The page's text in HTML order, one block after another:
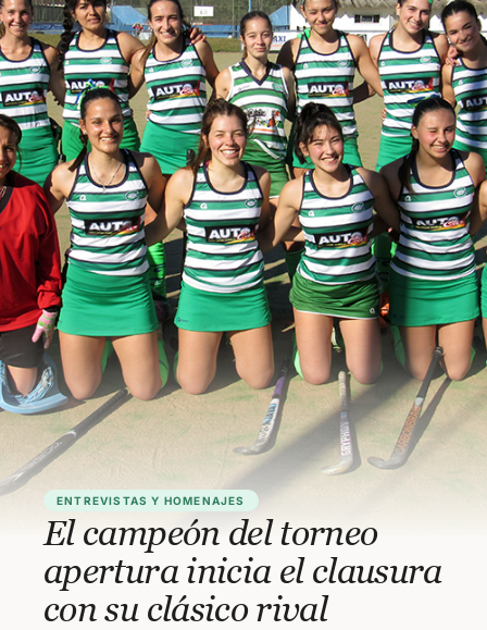
ENTREVISTAS Y HOMENAJES
El campeón del torneo
apertura inicia el clausura
con su clásico rival